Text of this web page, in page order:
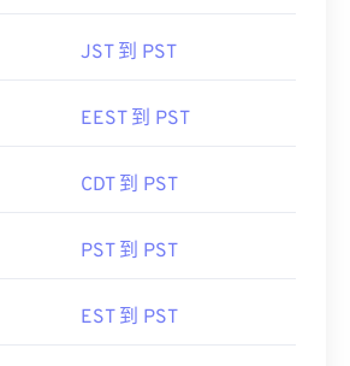
JST 到 PST
EEST 到 PST
CDT 到 PST
PST 到 PST
EST 到 PST